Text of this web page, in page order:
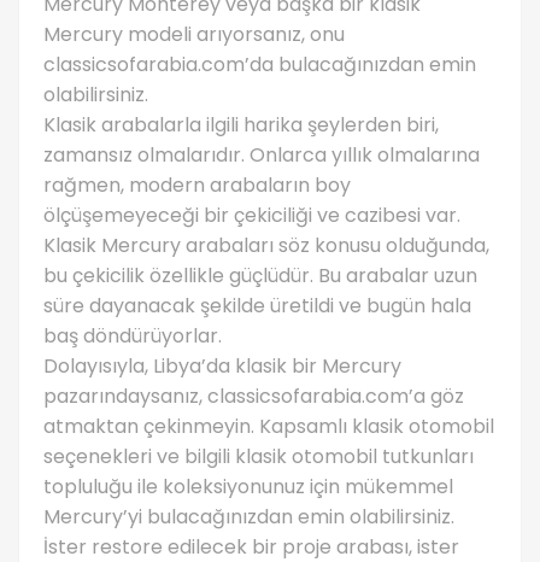
Mercury modeli arıyorsanız, onu
classicsofarabia.com’da bulacağınızdan emin
olabilirsiniz.
Klasik arabalarla ilgili harika şeylerden biri,
zamansız olmalarıdır. Onlarca yıllık olmalarına
rağmen, modern arabaların boy
ölçüşemeyeceği bir çekiciliği ve cazibesi var.
Klasik Mercury arabaları söz konusu olduğunda,
bu çekicilik özellikle güçlüdür. Bu arabalar uzun
süre dayanacak şekilde üretildi ve bugün hala
baş döndürüyorlar.
Dolayısıyla, Libya’da klasik bir Mercury
pazarındaysanız, classicsofarabia.com’a göz
atmaktan çekinmeyin. Kapsamlı klasik otomobil
seçenekleri ve bilgili klasik otomobil tutkunları
topluluğu ile koleksiyonunuz için mükemmel
Mercury’yi bulacağınızdan emin olabilirsiniz.
İster restore edilecek bir proje arabası, ister